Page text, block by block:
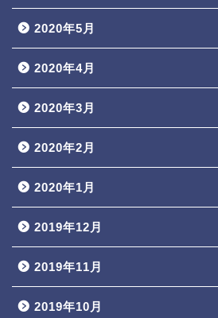
2020年5月
2020年4月
2020年3月
2020年2月
2020年1月
2019年12月
2019年11月
2019年10月